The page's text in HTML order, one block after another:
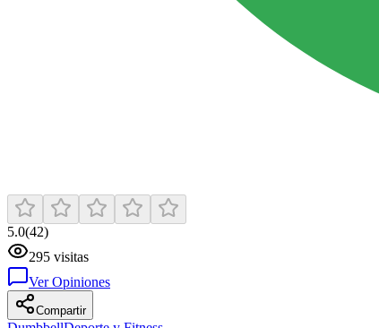
5.0(42)
295 visitas
Ver Opiniones
Compartir